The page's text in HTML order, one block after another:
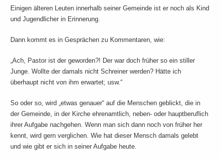
Einigen älteren Leuten innerhalb seiner Gemeinde ist er noch als Kind
und Jugendlicher in Erinnerung.
Dann kommt es in Gesprächen zu Kommentaren, wie:
„Ach, Pastor ist der geworden?! Der war doch früher so ein stiller
Junge. Wollte der damals nicht Schreiner werden? Hätte ich
überhaupt nicht von ihm erwartet; usw.“
So oder so, wird „etwas genauer“ auf die Menschen geblickt, die in
der Gemeinde, in der Kirche ehrenamtlich, neben- oder hauptberuflich
ihrer Aufgabe nachgehen. Wenn man sich dann noch von früher her
kennt, wird gern verglichen. Wie hat dieser Mensch damals gelebt
und wie gibt er sich in seiner Aufgabe heute.